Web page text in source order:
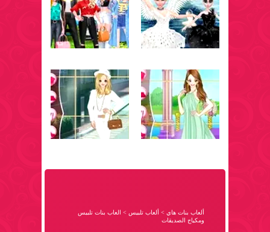
ألعاب بنات هاي > ألعاب تلبيس > العاب بنات تلبيس
ومكياج الصديقات